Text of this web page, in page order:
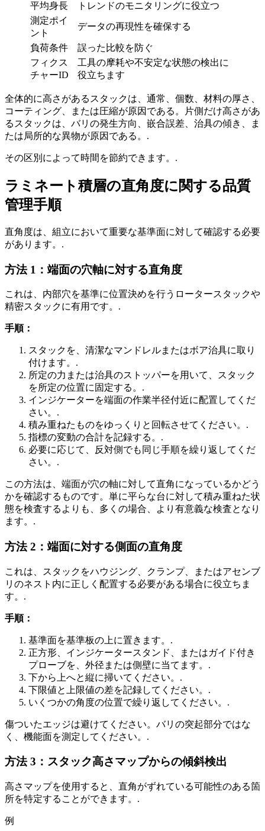
平均身長
トレンドのモニタリングに役立つ
測定ポイ
ント
データの再現性を確保する
負荷条件
誤った比較を防ぐ
フィクス
チャーID
工具の摩耗や不安定な状態の検出に
役立ちます
全体的に高さがあるスタックは、通常、個数、材料の厚さ、
コーティング、または圧縮が原因である。片側だけ高さがあ
るスタックは、バリの発生方向、嵌合誤差、治具の傾き、ま
たは局所的な異物が原因である。.
その区別によって時間を節約できます。.
ラミネート積層の直角度に関する品質
管理手順
直角度は、組立において重要な基準面に対して確認する必要
があります。.
方法 1：端面の穴軸に対する直角度
これは、内部穴を基準に位置決めを行うロータースタックや
精密スタックに有用です。.
手順：
スタックを、清潔なマンドレルまたはボア治具に取り
付けます。.
所定の力または治具のストッパーを用いて、スタック
を所定の位置に固定する。.
インジケーターを端面の作業半径付近に配置してくだ
さい。.
積み重ねたものをゆっくりと回転させてください。.
指標の変動の合計を記録する。.
必要に応じて、反対側でも同じ手順を繰り返してくだ
さい。.
この方法は、端面が穴の軸に対して直角になっているかどう
かを確認するものです。単に平らな台に対して積み重ねた状
態を検査するよりも、多くの場合、より有意義な検査となり
ます。.
方法 2：端面に対する側面の直角度
これは、スタックをハウジング、クランプ、またはアセンブ
リのネスト内に正しく配置する必要がある場合に役立ちま
す。.
手順：
基準面を基準板の上に置きます。.
正方形、インジケータースタンド、またはガイド付き
プローブを、外径または側壁に当てます。.
下から上へと縦に掃いてください。.
下限値と上限値の差を記録してください。.
いくつかの角度の位置で繰り返してください。.
傷ついたエッジは避けてください。バリの突起部分ではな
く、機能面を測定してください。.
方法 3：スタック高さマップからの傾斜検出
高さマップを使用すると、直角がずれている可能性のある箇
所を特定することができます。.
例